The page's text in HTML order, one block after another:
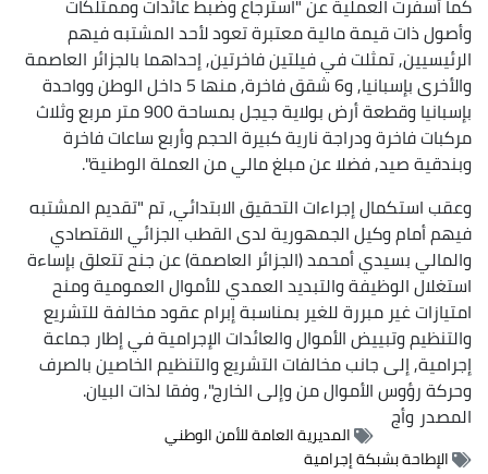
وأصول ذات قيمة مالية معتبرة تعود لأحد المشتبه فيهم
الرئيسيين, تمثلت في فيلتين فاخرتين, إحداهما بالجزائر العاصمة
والأخرى بإسبانيا, و6 شقق فاخرة, منها 5 داخل الوطن وواحدة
بإسبانيا وقطعة أرض بولاية جيجل بمساحة 900 متر مربع وثلاث
مركبات فاخرة ودراجة نارية كبيرة الحجم وأربع ساعات فاخرة
وبندقية صيد, فضلا عن مبلغ مالي من العملة الوطنية".
وعقب استكمال إجراءات التحقيق الابتدائي, تم "تقديم المشتبه
فيهم أمام وكيل الجمهورية لدى القطب الجزائي الاقتصادي
والمالي بسيدي أمحمد (الجزائر العاصمة) عن جنح تتعلق بإساءة
استغلال الوظيفة والتبديد العمدي للأموال العمومية ومنح
امتيازات غير مبررة للغير بمناسبة إبرام عقود مخالفة للتشريع
والتنظيم وتبييض الأموال والعائدات الإجرامية في إطار جماعة
إجرامية, إلى جانب مخالفات التشريع والتنظيم الخاصين بالصرف
وحركة رؤوس الأموال من وإلى الخارج", وفقا لذات البيان.
المصدروأج
المديرية العامة للأمن الوطني
الإطاحة بشبكة إجرامية